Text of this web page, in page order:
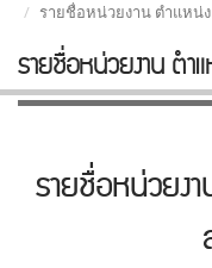
รายชื่อหน่วยงาน ตำแหน่
รายชื่อหน่วยงาน ตำ
รายชื่อหน่วยง